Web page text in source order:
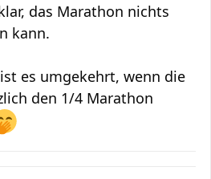
das Marathon nichts
kann.
es umgekehrt, wenn die
den 1/4 Marathon